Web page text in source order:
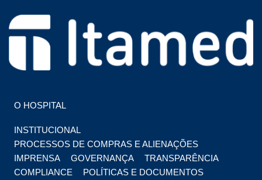
HOSPITAL EM FOZ DO IGUAÇU
O HOSPITAL
INSTITUCIONAL
PROCESSOS DE COMPRAS E ALIENAÇÕES
IMPRENSA
GOVERNANÇA
TRANSPARÊNCIA
COMPLIANCE
POLÍTICAS E DOCUMENTOS